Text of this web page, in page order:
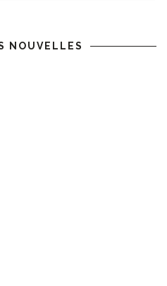
NOUVELLES